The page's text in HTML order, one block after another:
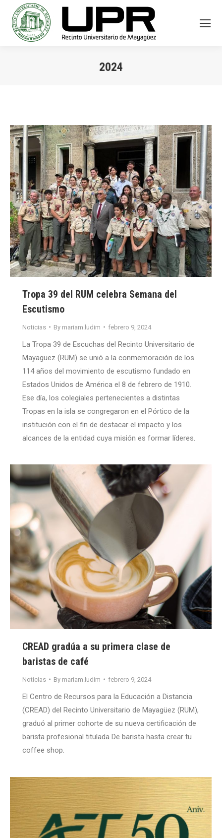
2024
Tropa 39 del RUM celebra Semana del
Escutismo
Noticias By mariam.ludim febrero 9, 2024
La Tropa 39 de Escuchas del Recinto Universitario de
Mayagüez (RUM) se unió a la conmemoración de los
114 años del movimiento de escutismo fundado en
Estados Unidos de América el 8 de febrero de 1910.
Ese día, los colegiales pertenecientes a distintas
Tropas en la isla se congregaron en el Pórtico de la
institución con el fin de destacar el impacto y los
alcances de la entidad cuya misión es formar líderes.
CREAD gradúa a su primera clase de
baristas de café
Noticias By mariam.ludim febrero 9, 2024
El Centro de Recursos para la Educación a Distancia
(CREAD) del Recinto Universitario de Mayagüez (RUM),
graduó al primer cohorte de su nueva certificación de
barista profesional titulada De barista hasta crear tu
coffee shop.